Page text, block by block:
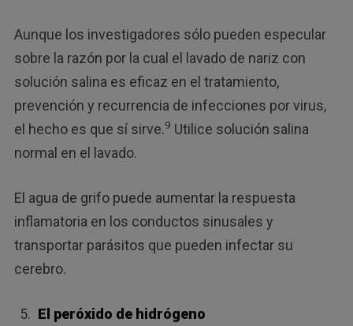
Aunque los investigadores sólo pueden especular
sobre la razón por la cual el lavado de nariz con
solución salina es eficaz en el tratamiento,
prevención y recurrencia de infecciones por virus,
el hecho es que sí sirve.9 Utilice solución salina
normal en el lavado.
El agua de grifo puede aumentar la respuesta
inflamatoria en los conductos sinusales y
transportar parásitos que pueden infectar su
cerebro.
El peróxido de hidrógeno